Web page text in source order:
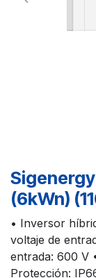
(6kWn)
• Inversor
voltaje de
entrada: 600 V
Protección: